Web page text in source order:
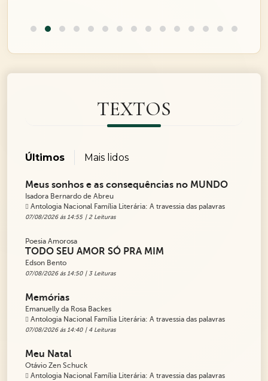
TEXTOS
Últimos Mais lidos
Meus sonhos e as consequências no MUNDO
Isadora Bernardo de Abreu
Antologia Nacional Família Literária: A travessia das palavras
07/08/2026 ás 14:55 | 2 Leituras
Poesia Amorosa
TODO SEU AMOR SÓ PRA MIM
Edson Bento
07/08/2026 ás 14:50 | 3 Leituras
Memórias
Emanuelly da Rosa Backes
Antologia Nacional Família Literária: A travessia das palavras
07/08/2026 ás 14:40 | 4 Leituras
Meu Natal
Otávio Zen Schuck
Antologia Nacional Família Literária: A travessia das palavras